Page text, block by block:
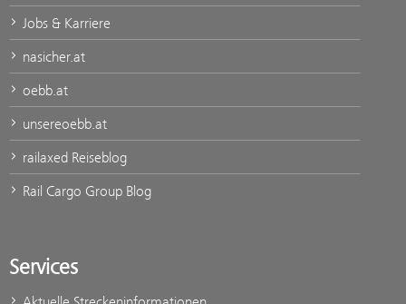
Jobs & Karriere
nasicher.at
oebb.at
unsereoebb.at
railaxed Reiseblog
Rail Cargo Group Blog
Services